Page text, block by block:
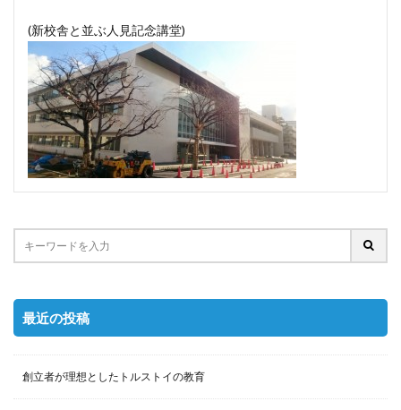
(新校舎と並ぶ人見記念講堂)
最近の投稿
創立者が理想としたトルストイの教育